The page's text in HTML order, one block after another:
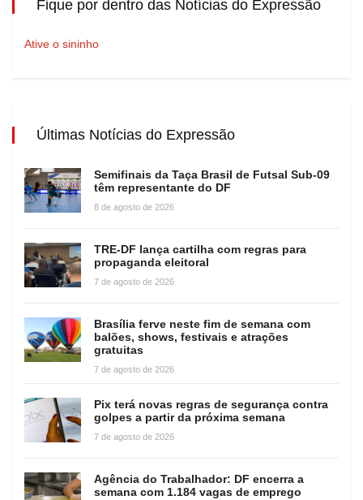
Fique por dentro das Notícias do Expressão
Ative o sininho
Últimas Notícias do Expressão
Semifinais da Taça Brasil de Futsal Sub-09
têm representante do DF
8 de agosto de 2026
TRE-DF lança cartilha com regras para
propaganda eleitoral
7 de agosto de 2026
Brasília ferve neste fim de semana com
balões, shows, festivais e atrações
gratuitas
7 de agosto de 2026
Pix terá novas regras de segurança contra
golpes a partir da próxima semana
7 de agosto de 2026
Agência do Trabalhador: DF encerra a
semana com 1.184 vagas de emprego